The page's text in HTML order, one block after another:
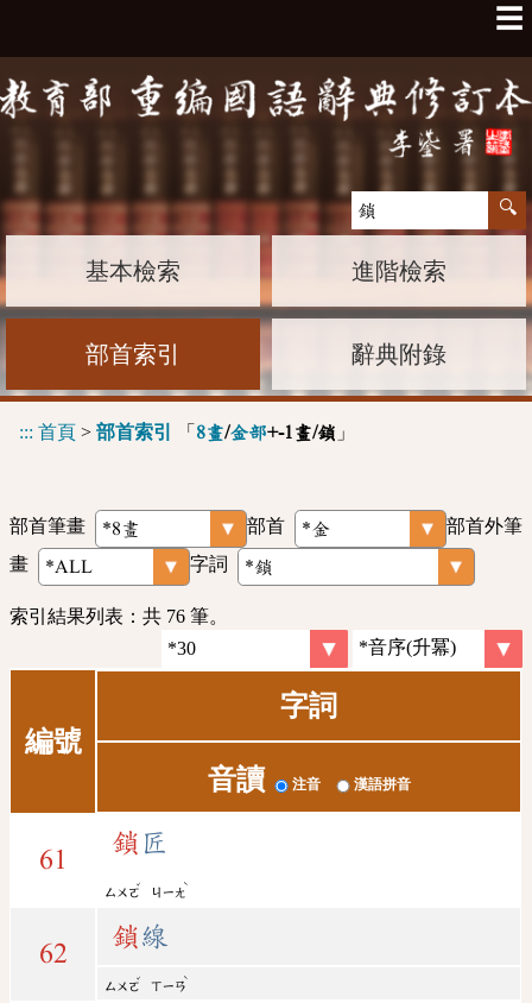
☰
基本檢索 進階檢索
部首索引 辭典附錄
::: 首頁 > 部首索引 「 8畫/金部+-1畫/鎖 」
部首筆畫 部首
部首外筆
畫
字詞
索引結果列表：共 76 筆。
編號
字詞
音讀 注音 漢語拼音
61
鎖 匠
ㄙㄨㄛ
ˇ
ㄐㄧㄤ
ˋ
62
鎖線
ㄙㄨㄛ
ˇ
ㄒㄧㄢ
ˋ